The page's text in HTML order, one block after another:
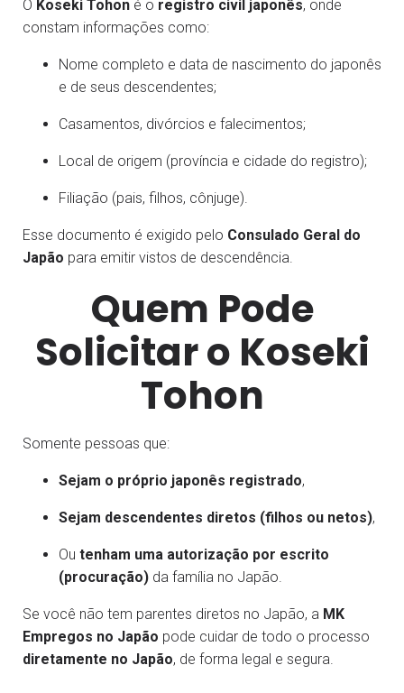
O Koseki Tohon é o registro civil japonês, onde
constam informações como:
Nome completo e data de nascimento do japonês
e de seus descendentes;
Casamentos, divórcios e falecimentos;
Local de origem (província e cidade do registro);
Filiação (pais, filhos, cônjuge).
Esse documento é exigido pelo Consulado Geral do
Japão para emitir vistos de descendência.
Quem Pode
Solicitar o Koseki
Tohon
Somente pessoas que:
Sejam o próprio japonês registrado,
Sejam descendentes diretos (filhos ou netos),
Ou tenham uma autorização por escrito
(procuração) da família no Japão.
Se você não tem parentes diretos no Japão, a MK
Empregos no Japão pode cuidar de todo o processo
diretamente no Japão, de forma legal e segura.